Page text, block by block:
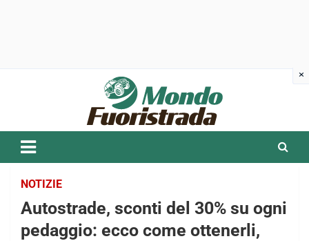
NOTIZIE
Autostrade, sconti del 30% su ogni
pedaggio: ecco come ottenerli,